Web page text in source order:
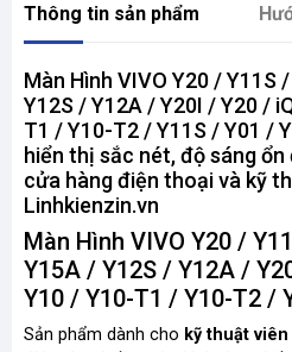
Thông tin sản phẩm
Màn Hình VIVO Y20 / Y11S
Y12S / Y12A / Y20I / Y20 /
T1 / Y10-T2 / Y11S / Y01 /
hiển thị sắc nét, độ sáng
cửa hàng điện thoại và kỹ
Linhkienzin.vn
Màn Hình VIVO Y20 /
Y15A / Y12S / Y12A /
Y10 / Y10-T1 / Y10-T2 /
Sản phẩm dành cho kỹ thuật